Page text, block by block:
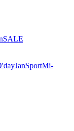
SALE
JanSportMi-